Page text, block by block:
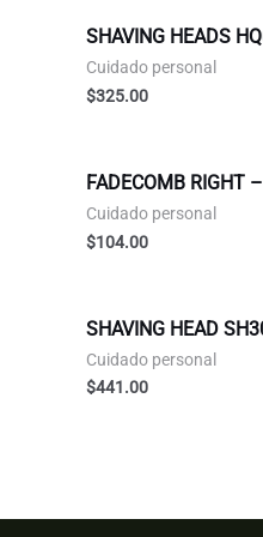
SHAVING HEADS
Cuidado personal
$325.00
FADECOMB RIGHT
Cuidado personal
$104.00
SHAVING HEAD
Cuidado personal
$441.00